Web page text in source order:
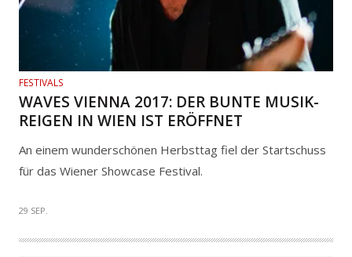
FESTIVALS
WAVES VIENNA 2017: DER BUNTE MUSIK-
REIGEN IN WIEN IST ERÖFFNET
An einem wunderschönen Herbsttag fiel der Startschuss
für das Wiener Showcase Festival.
29 SEP.